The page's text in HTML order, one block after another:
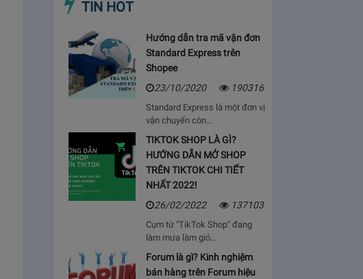
TIN HOT
Hướng dẫn tra mã vận đơn
Standard Express trên
Shopee
23/10/2020
190316
Standard Express là một đơn vị
vận chuyển còn…
TIKTOK SHOP LÀ GÌ?
HƯỚNG DẪN MỞ SHOP
TRÊN TIKTOK CHI TIẾT
NHẤT 2022!
26/02/2022
137103
Cụm từ "TikTok Shop" đang
làm mưa làm gió…
Forum là gì? Kinh nghiệm
bán hàng trên Forum hiệu